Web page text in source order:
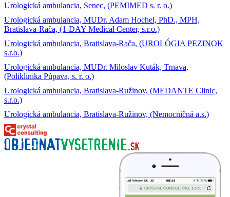
Urologická ambulancia, Senec, (PEMIMED s. r. o.)
Urologická ambulancia, MUDr. Adam Hochel, PhD., MPH,
Bratislava-Rača, (1-DAY Medical Center, s.r.o.)
Urologická ambulancia, Bratislava-Rača, (UROLÓGIA PEZINOK
s.r.o.)
Urologická ambulancia, MUDr. Miloslav Kuták, Trnava,
(Poliklinika Púpava, s. r. o.)
Urologická ambulancia, Bratislava-Ružinov, (MEDANTE Clinic,
s.r.o.)
Urologická ambulancia, Bratislava-Ružinov, (Nemocničná a.s.)